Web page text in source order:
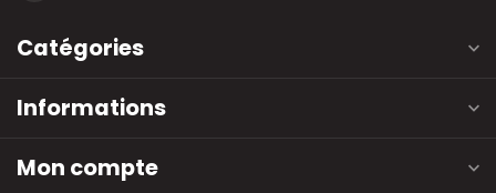
Catégories
Informations
Mon compte